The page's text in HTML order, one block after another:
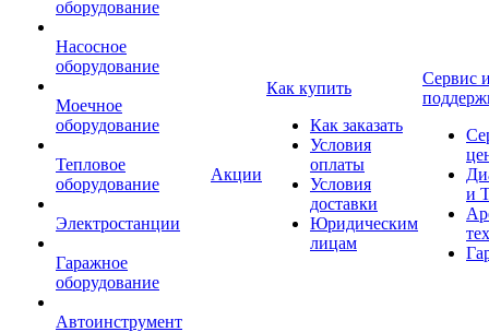
оборудование
Насосное
оборудование
Моечное
оборудование
Тепловое
оборудование
Электростанции
Гаражное
оборудование
Автоинструмент
Акции
Как купить
Как заказать
Условия
оплаты
Условия
доставки
Юридическим
лицам
Сервис
и